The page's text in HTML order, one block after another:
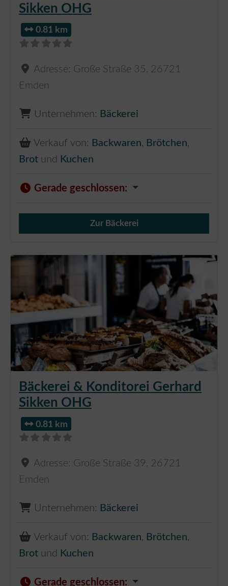
Sikken OHG
0.81 km
Adresse: Große Straße 35 , 26721
Emden
Unternehmen: Bäckerei
Verkauf von: Backwaren, Brötchen,
Brot und Kuchen
Gerade geschlossen:
Verkauf von Brötchen,
Zur Bäckerei
Bäckerei & Konditorei Gerhard
Sikken OHG
0.81 km
Adresse: Große Straße 39 , 26721
Emden
Unternehmen: Bäckerei
Verkauf von: Backwaren, Brötchen,
Brot und Kuchen
Gerade geschlossen: